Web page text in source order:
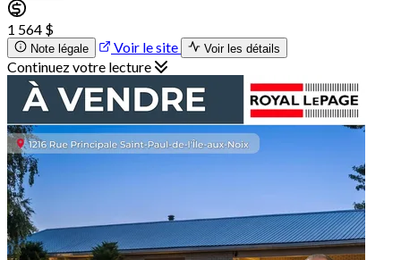
1 564 $
Note légale Voir le site Voir les détails
Continuez votre lecture